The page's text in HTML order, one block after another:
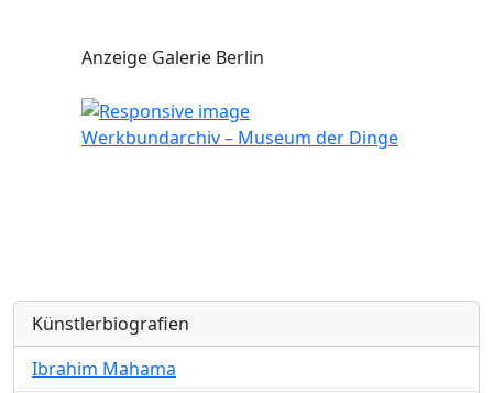
Anzeige Galerie Berlin
Werkbundarchiv – Museum der Dinge
Künstlerbiografien
Ibrahim Mahama